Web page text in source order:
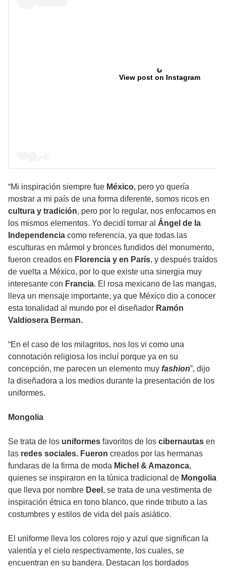
View post on Instagram
“Mi inspiración siempre fue México, pero yo quería
mostrar a mi país de una forma diferente, somos ricos en
cultura y tradición, pero por lo regular, nos enfocamos en
los mismos elementos. Yo decidí tomar al Ángel de la
Independencia como referencia, ya que todas las
esculturas en mármol y bronces fundidos del monumento,
fueron creados en Florencia y en París, y después traídos
de vuelta a México, por lo que existe una sinergia muy
interesante con Francia. El rosa mexicano de las mangas,
lleva un mensaje importante, ya que México dio a conocer
esta tonalidad al mundo por el diseñador Ramón
Valdiosera Berman.
“En el caso de los milagritos, nos los vi como una
connotación religiosa los incluí porque ya en su
concepción, me parecen un elemento muy fashion”, dijo
la diseñadora a los medios durante la presentación de los
uniformes.
Mongolia
Se trata de los uniformes favoritos de los cibernautas en
las redes sociales. Fueron creados por las hermanas
fundaras de la firma de moda Michel & Amazonca,
quienes se inspiraron en la túnica tradicional de Mongolia
que lleva por nombre Deel , se trata de una vestimenta de
inspiración étnica en tono blanco, que rinde tributo a las
costumbres y estilos de vida del país asiático.
El uniforme lleva los colores rojo y azul que significan la
valentía y el cielo respectivamente, los cuales, se
encuentran en su bandera. Destacan los bordados